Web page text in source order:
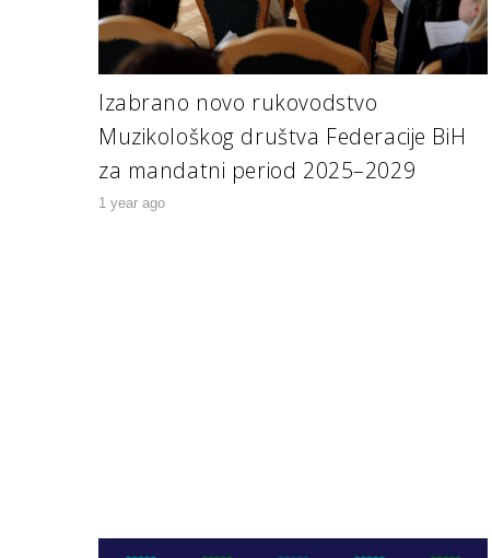
Izabrano novo rukovodstvo
Muzikološkog društva Federacije BiH
za mandatni period 2025–2029
1 year ago